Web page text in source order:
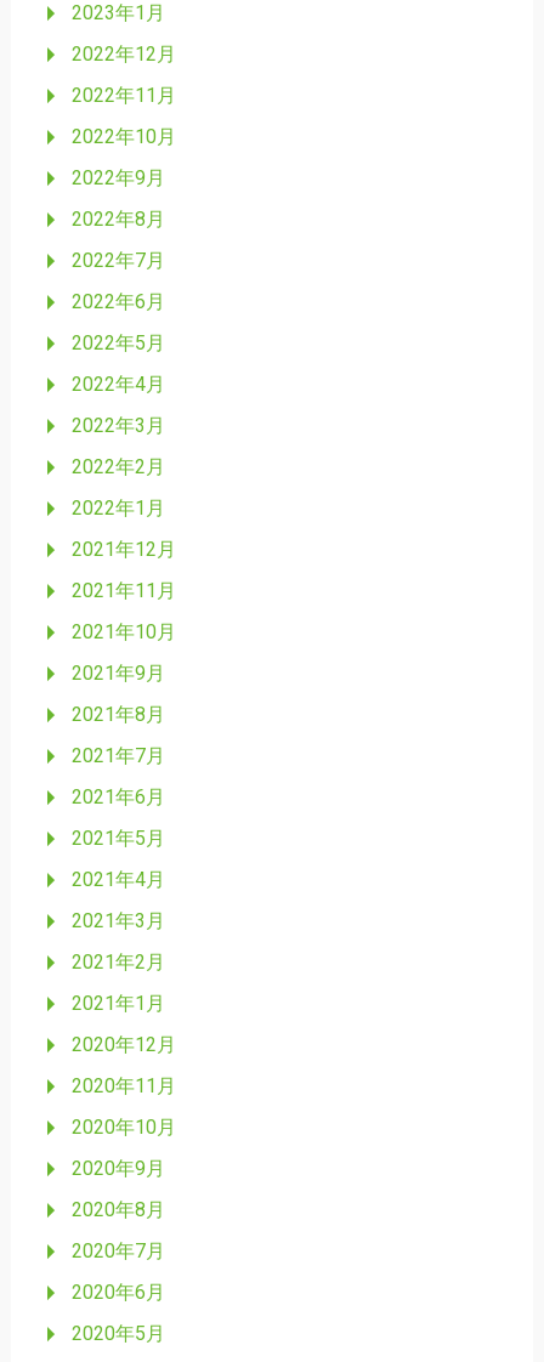
2023年1月
2022年12月
2022年11月
2022年10月
2022年9月
2022年8月
2022年7月
2022年6月
2022年5月
2022年4月
2022年3月
2022年2月
2022年1月
2021年12月
2021年11月
2021年10月
2021年9月
2021年8月
2021年7月
2021年6月
2021年5月
2021年4月
2021年3月
2021年2月
2021年1月
2020年12月
2020年11月
2020年10月
2020年9月
2020年8月
2020年7月
2020年6月
2020年5月